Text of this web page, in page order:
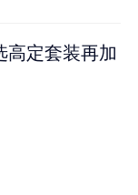
高定套装再加